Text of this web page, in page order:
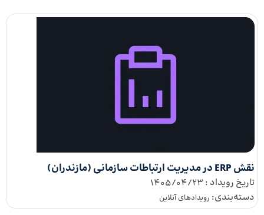
نقش ERP در مدیریت ارتباطات سازمانی (مازندران)
تاریخ رویداد : 1405/04/23
دسته‌بندی: رویداد‌های آنلاین